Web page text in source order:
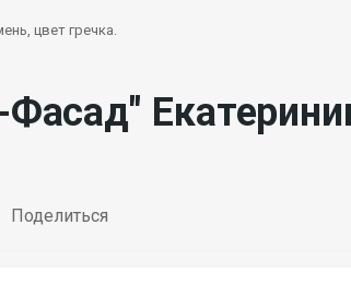
цвет гречка.
Поделиться